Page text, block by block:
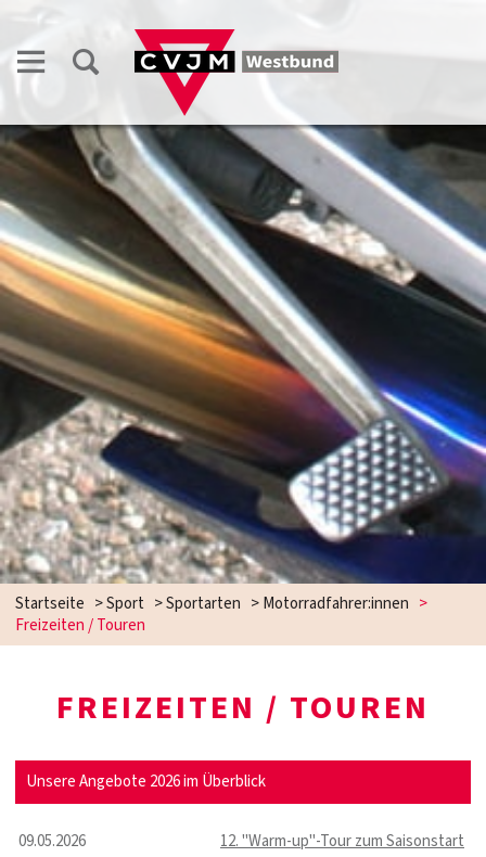
Startseite >Sport >Sportarten >Motorradfahrer:innen >
Freizeiten / Touren
FREIZEITEN / TOUREN
Unsere Angebote 2026 im Überblick
09.05.2026
12. "Warm-up"-Tour zum Saisonstart